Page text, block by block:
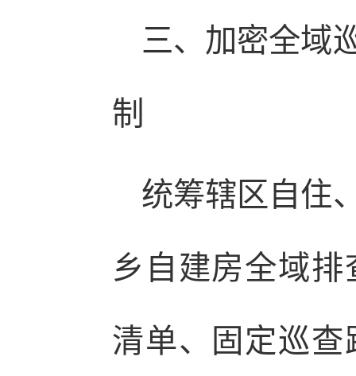
三、加密全域
制
统筹辖区自住
乡自建房全域
清单、固定巡